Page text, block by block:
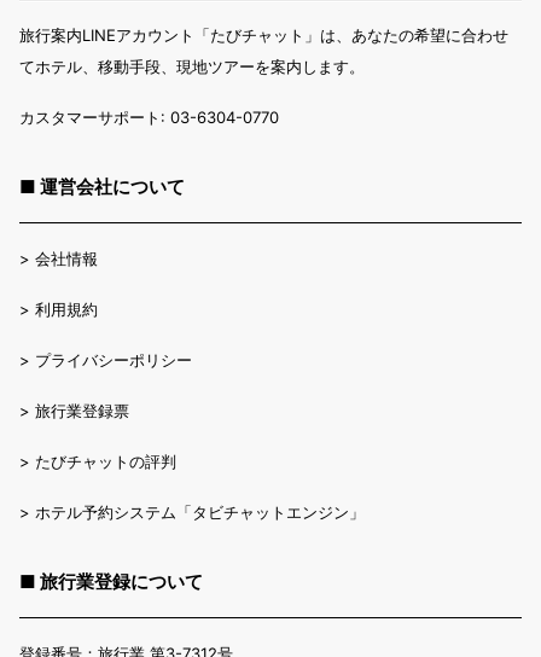
旅行案内LINEアカウント「たびチャット」は、あなたの希望に合わせ
てホテル、移動手段、現地ツアーを案内します。
カスタマーサポート: 03-6304-0770
■ 運営会社について
> 会社情報
> 利用規約
> プライバシーポリシー
> 旅行業登録票
> たびチャットの評判
> ホテル予約システム「タビチャットエンジン」
■ 旅行業登録について
登録番号：旅行業 第3-7312号